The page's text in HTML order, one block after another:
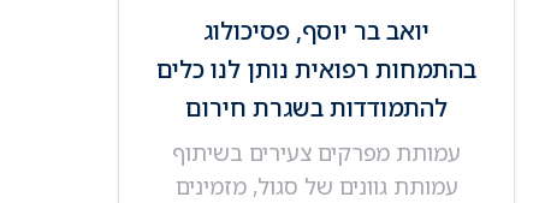
יואב בר יוסף, פסיכולוג
בהתמחות רפואית נותן לנו כלים
להתמודדות בשגרת חירום
עמותת מפרקים צעירים בשיתוף
עמותת גוונים של סגול, מזמינים